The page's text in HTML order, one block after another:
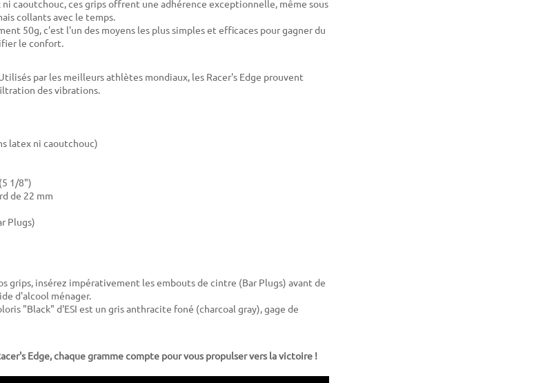
ni caoutchouc, ces grips offrent une adhérence exceptionnelle, même sous
collants avec le temps.
50g, c'est l'un des moyens les plus simples et efficaces pour gagner du
le confort.
par les meilleurs athlètes mondiaux, les Racer's Edge prouvent
des vibrations.
latex ni caoutchouc)
1/8")
de 22 mm
Plugs)
grips, insérez impérativement les embouts de cintre (Bar Plugs) avant de
d'alcool ménager.
"Black" d'ESI est un gris anthracite foné (charcoal gray), gage de
Edge, chaque gramme compte pour vous propulser vers la victoire !